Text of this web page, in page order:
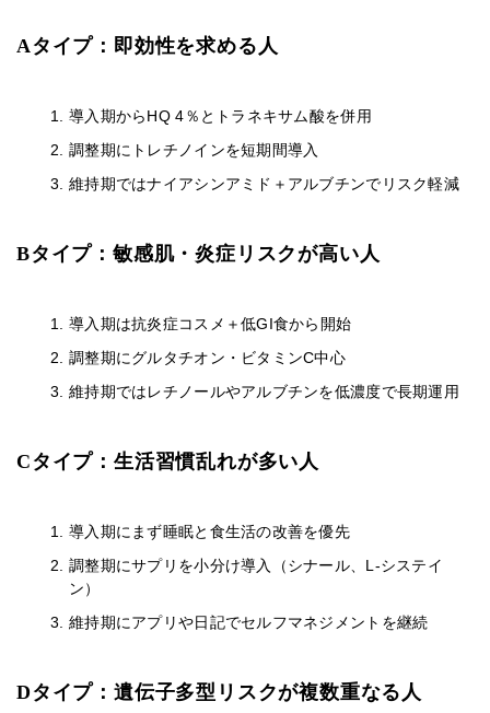
Aタイプ：即効性を求める人
導入期からHQ 4％とトラネキサム酸を併用
調整期にトレチノインを短期間導入
維持期ではナイアシンアミド＋アルブチンでリスク軽減
Bタイプ：敏感肌・炎症リスクが高い人
導入期は抗炎症コスメ＋低GI食から開始
調整期にグルタチオン・ビタミンC中心
維持期ではレチノールやアルブチンを低濃度で長期運用
Cタイプ：生活習慣乱れが多い人
導入期にまず睡眠と食生活の改善を優先
調整期にサプリを小分け導入（シナール、L-システイ
ン）
維持期にアプリや日記でセルフマネジメントを継続
Dタイプ：遺伝子多型リスクが複数重なる人